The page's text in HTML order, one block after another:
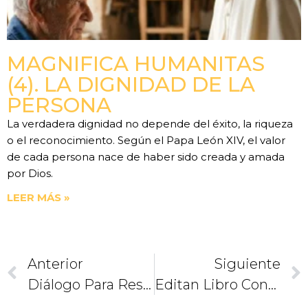
MAGNIFICA HUMANITAS
(4). LA DIGNIDAD DE LA
PERSONA
La verdadera dignidad no depende del éxito, la riqueza
o el reconocimiento. Según el Papa León XIV, el valor
de cada persona nace de haber sido creada y amada
por Dios.
LEER MÁS »
Anterior
Diálogo Para Respetar La Familia
Siguiente
Editan Libro Conmemorativo Por Los 40 Años De La Basílica De Guadalupe